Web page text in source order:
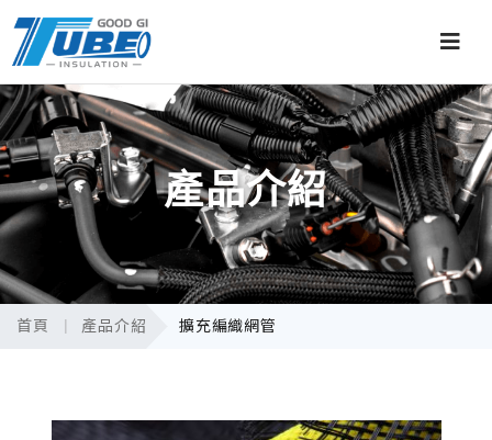
產品介紹
首頁 產品介紹 擴充編織網管